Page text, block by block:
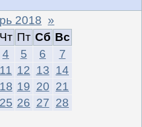
2018 »
Чт Пт Сб Вс
4 5 6
7
11 12 13 14
18 19 20 21
25 26 27 28